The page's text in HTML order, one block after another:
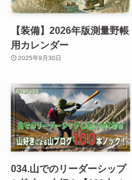
【装備】2026年版測量野帳
用カレンダー
2025年9月30日
034.山でのリーダーシップ